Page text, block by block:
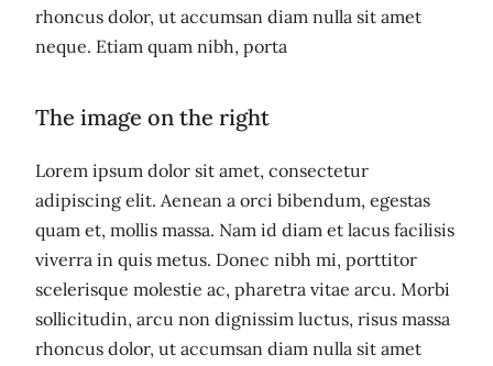
rhoncus dolor, ut accumsan diam nulla sit amet
neque. Etiam quam nibh, porta
The image on the right
Lorem ipsum dolor sit amet, consectetur
adipiscing elit. Aenean a orci bibendum, egestas
quam et, mollis massa. Nam id diam et lacus facilisis
viverra in quis metus. Donec nibh mi, porttitor
scelerisque molestie ac, pharetra vitae arcu. Morbi
sollicitudin, arcu non dignissim luctus, risus massa
rhoncus dolor, ut accumsan diam nulla sit amet